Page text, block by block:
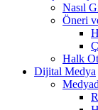
Nasıl
Öneri
Halk
Dijital Medya